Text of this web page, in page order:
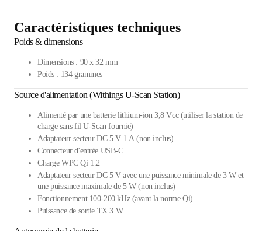
Caractéristiques techniques
Poids & dimensions
Dimensions : 90 x 32 mm
Poids : 134 grammes
Source d'alimentation (Withings U-Scan Station)
Alimenté par une batterie lithium-ion 3,8 Vcc (utiliser la station de
charge sans fil U-Scan fournie)
Adaptateur secteur DC 5 V 1 A (non inclus)
Connecteur d'entrée USB-C
Charge WPC Qi 1.2
Adaptateur secteur DC 5 V avec une puissance minimale de 3 W et
une puissance maximale de 5 W (non inclus)
Fonctionnement 100-200 kHz (avant la norme Qi)
Puissance de sortie TX 3 W